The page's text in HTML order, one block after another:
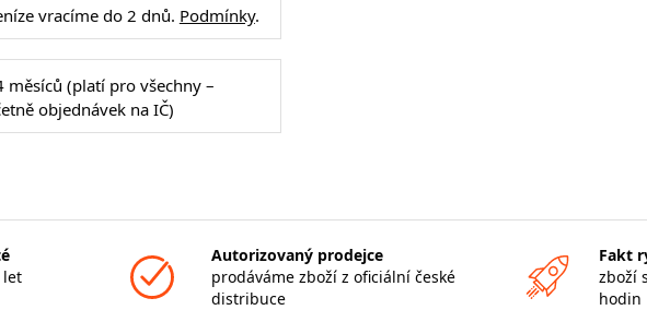
vracíme do 2 dnů. Podmínky.
měsíců (platí pro všechny –
objednávek na IČ)
let
Autorizovaný prodejce
prodáváme zboží z oficiální české
distribuce
Fakt
zboží
hodin